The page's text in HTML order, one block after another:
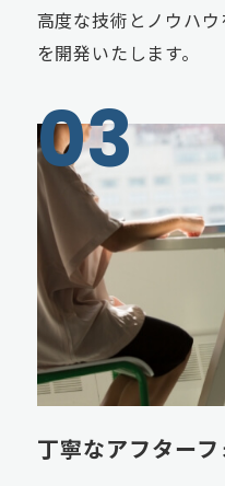
高度な技術とノウハ
を開発いたします。
丁寧なアフター